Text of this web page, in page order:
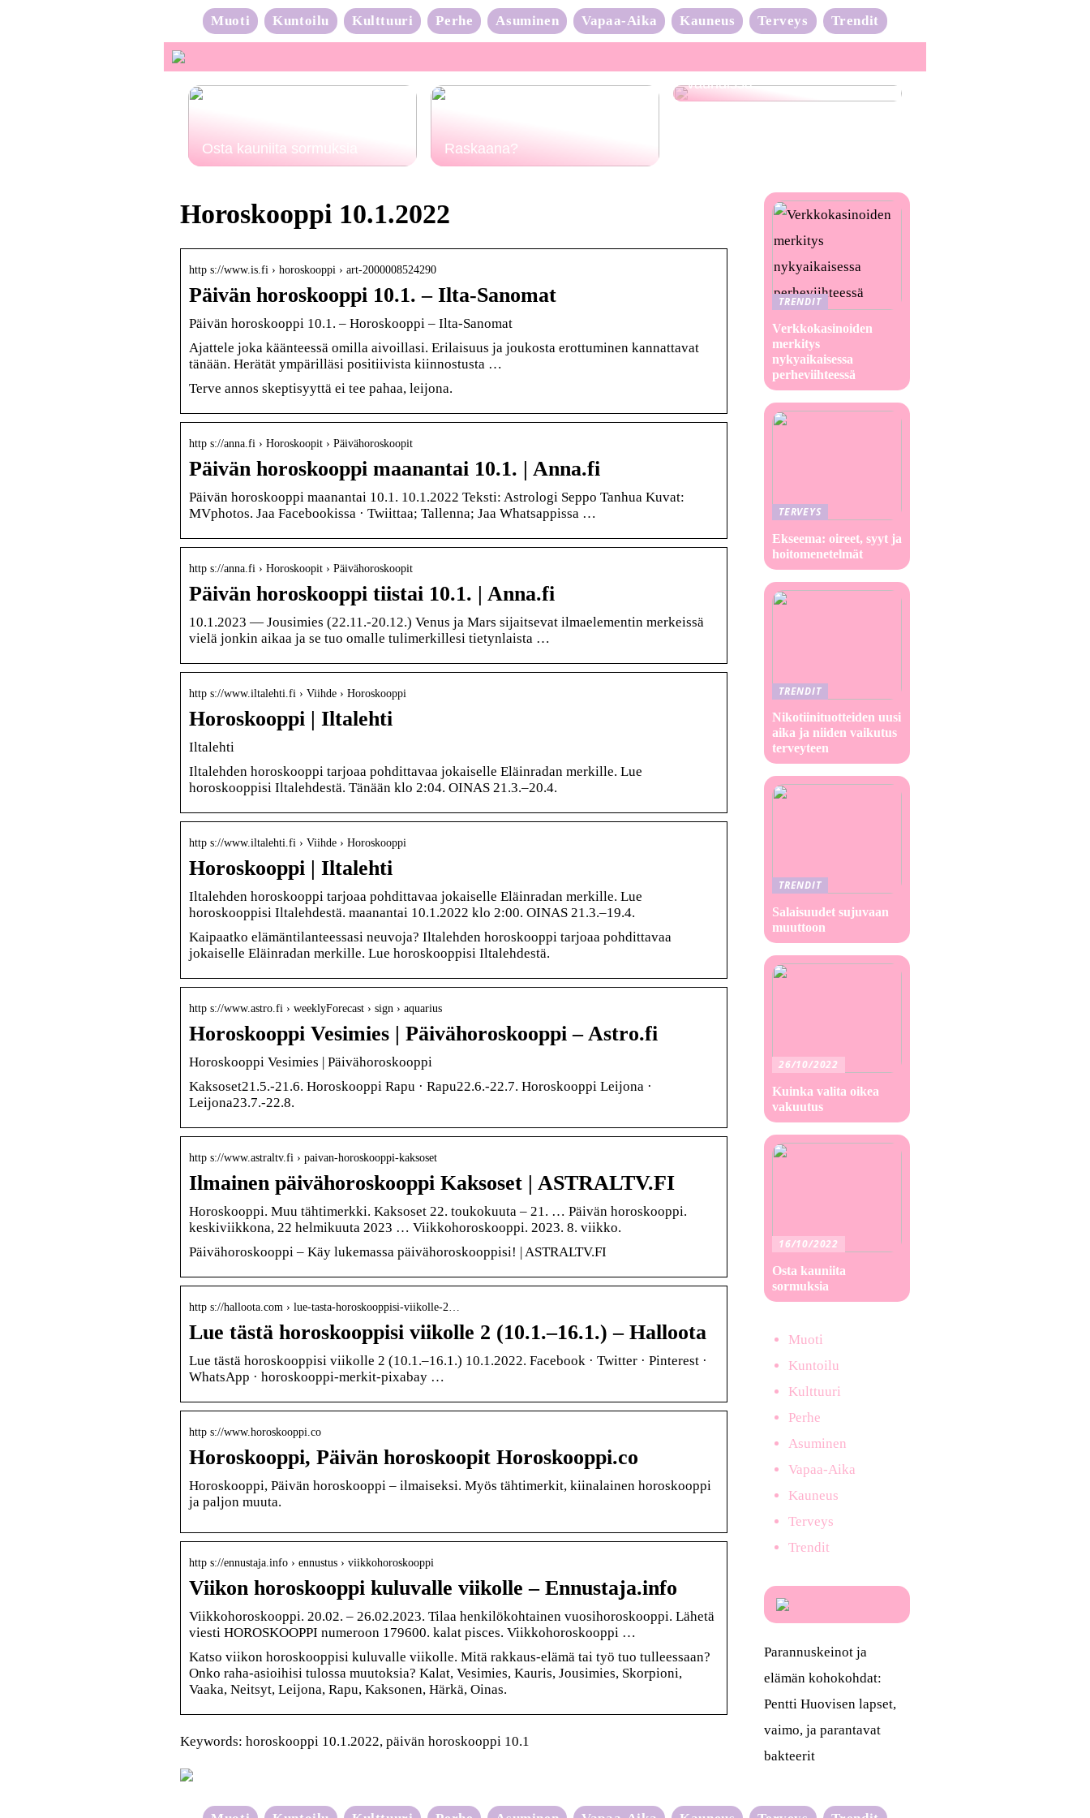
Muoti Kuntoilu Kulttuuri Perhe Asuminen Vapaa-Aika Kauneus Terveys Trendit
Osta kauniita sormuksia Raskaana?
Neulonta-aalto on täydessä
vauhdissa
Horoskooppi 10.1.2022
http s://www.is.fi › horoskooppi › art-2000008524290
Päivän horoskooppi 10.1. – Ilta-Sanomat
Päivän horoskooppi 10.1. – Horoskooppi – Ilta-Sanomat
Ajattele joka käänteessä omilla aivoillasi. Erilaisuus ja joukosta erottuminen kannattavat
tänään. Herätät ympärilläsi positiivista kiinnostusta …
Terve annos skeptisyyttä ei tee pahaa, leijona.
http s://anna.fi › Horoskoopit › Päivähoroskoopit
Päivän horoskooppi maanantai 10.1. | Anna.fi
Päivän horoskooppi maanantai 10.1. 10.1.2022 Teksti: Astrologi Seppo Tanhua Kuvat:
MVphotos. Jaa Facebookissa · Twiittaa; Tallenna; Jaa Whatsappissa …
http s://anna.fi › Horoskoopit › Päivähoroskoopit
Päivän horoskooppi tiistai 10.1. | Anna.fi
10.1.2023 — Jousimies (22.11.-20.12.) Venus ja Mars sijaitsevat ilmaelementin merkeissä
vielä jonkin aikaa ja se tuo omalle tulimerkillesi tietynlaista …
http s://www.iltalehti.fi › Viihde › Horoskooppi
Horoskooppi | Iltalehti
Iltalehti
Iltalehden horoskooppi tarjoaa pohdittavaa jokaiselle Eläinradan merkille. Lue
horoskooppisi Iltalehdestä. Tänään klo 2:04. OINAS 21.3.–20.4.
http s://www.iltalehti.fi › Viihde › Horoskooppi
Horoskooppi | Iltalehti
Iltalehden horoskooppi tarjoaa pohdittavaa jokaiselle Eläinradan merkille. Lue
horoskooppisi Iltalehdestä. maanantai 10.1.2022 klo 2:00. OINAS 21.3.–19.4.
Kaipaatko elämäntilanteessasi neuvoja? Iltalehden horoskooppi tarjoaa pohdittavaa
jokaiselle Eläinradan merkille. Lue horoskooppisi Iltalehdestä.
http s://www.astro.fi › weeklyForecast › sign › aquarius
Horoskooppi Vesimies | Päivähoroskooppi – Astro.fi
Horoskooppi Vesimies | Päivähoroskooppi
Kaksoset21.5.-21.6. Horoskooppi Rapu · Rapu22.6.-22.7. Horoskooppi Leijona ·
Leijona23.7.-22.8.
http s://www.astraltv.fi › paivan-horoskooppi-kaksoset
Ilmainen päivähoroskooppi Kaksoset | ASTRALTV.FI
Horoskooppi. Muu tähtimerkki. Kaksoset 22. toukokuuta – 21. … Päivän horoskooppi.
keskiviikkona, 22 helmikuuta 2023 … Viikkohoroskooppi. 2023. 8. viikko.
Päivähoroskooppi – Käy lukemassa päivähoroskooppisi! | ASTRALTV.FI
http s://halloota.com › lue-tasta-horoskooppisi-viikolle-2…
Lue tästä horoskooppisi viikolle 2 (10.1.–16.1.) – Halloota
Lue tästä horoskooppisi viikolle 2 (10.1.–16.1.) 10.1.2022. Facebook · Twitter · Pinterest ·
WhatsApp · horoskooppi-merkit-pixabay …
http s://www.horoskooppi.co
Horoskooppi, Päivän horoskoopit Horoskooppi.co
Horoskooppi, Päivän horoskooppi – ilmaiseksi. Myös tähtimerkit, kiinalainen horoskooppi
ja paljon muuta.
http s://ennustaja.info › ennustus › viikkohoroskooppi
Viikon horoskooppi kuluvalle viikolle – Ennustaja.info
Viikkohoroskooppi. 20.02. – 26.02.2023. Tilaa henkilökohtainen vuosihoroskooppi. Lähetä
viesti HOROSKOOPPI numeroon 179600. kalat pisces. Viikkohoroskooppi …
Katso viikon horoskooppisi kuluvalle viikolle. Mitä rakkaus-elämä tai työ tuo tulleessaan?
Onko raha-asioihisi tulossa muutoksia? Kalat, Vesimies, Kauris, Jousimies, Skorpioni,
Vaaka, Neitsyt, Leijona, Rapu, Kaksonen, Härkä, Oinas.
Keywords: horoskooppi 10.1.2022, päivän horoskooppi 10.1
TRENDIT
Verkkokasinoiden
merkitys
nykyaikaisessa
perheviihteessä
TERVEYS
Ekseema: oireet, syyt ja
hoitomenetelmät
TRENDIT
Nikotiinituotteiden uusi
aika ja niiden vaikutus
terveyteen
TRENDIT
Salaisuudet sujuvaan
muuttoon
26/10/2022
Kuinka valita oikea
vakuutus
16/10/2022
Osta kauniita
sormuksia
Muoti
Kuntoilu
Kulttuuri
Perhe
Asuminen
Vapaa-Aika
Kauneus
Terveys
Trendit
Parannuskeinot ja
elämän kohokohdat:
Pentti Huovisen lapset,
vaimo, ja parantavat
bakteerit